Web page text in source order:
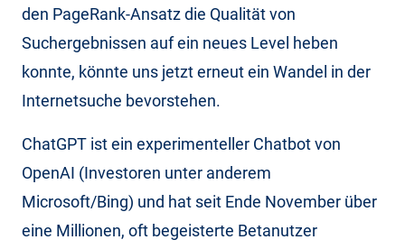
den PageRank-Ansatz die Qualität von
Suchergebnissen auf ein neues Level heben
konnte, könnte uns jetzt erneut ein Wandel in der
Internetsuche bevorstehen.
ChatGPT ist ein experimenteller Chatbot von
OpenAI (Investoren unter anderem
Microsoft/Bing) und hat seit Ende November über
eine Millionen, oft begeisterte Betanutzer